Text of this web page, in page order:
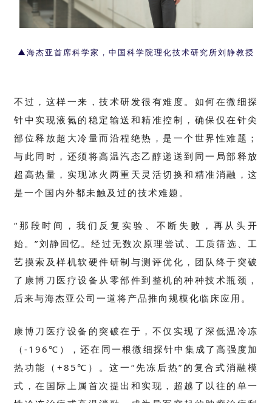
▲海杰亚首席科学家，中国科学院理化技术研究所刘静教授
不过，这样一来，技术研发很有难度。如何在微细探
针中实现液氮的稳定输送和精准控制，确保仅在针尖
部位释放超大冷量而沿程绝热，是一个世界性难题；
与此同时，还须将高温汽态乙醇递送到同一局部释放
超高热量，实现冰火两重天灵活切换和精准消融，这
是一个国内外都未触及过的技术难题。
“那段时间，我们反复实验、不断失败，再从头开
始。”刘静回忆。经过无数次原理尝试、工质筛选、工
艺摸索及样机软硬件研制与测评优化，团队终于突破
了康博刀医疗设备从零部件到整机的种种技术瓶颈，
后来与海杰亚公司一道将产品推向规模化临床应用。
康博刀医疗设备的突破在于，不仅实现了深低温冷冻
（-196℃），还在同一根微细探针中集成了高强度加
热功能（ +85℃）。这一“先冻后热”的复合式消融模
式，在国际上属首次提出和实现，超越了以往的单一